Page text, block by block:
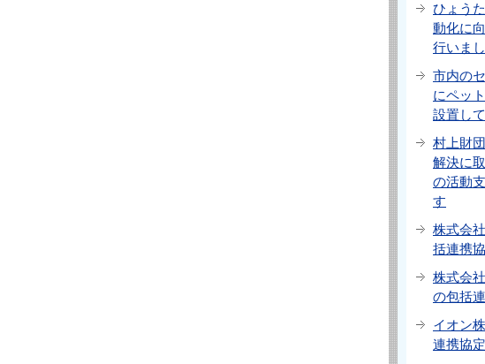
ひょう
動化に
行いま
市内の
にペッ
設置し
村上財
解決に
の活動
す
株式会
括連携
株式会
の包括
イオン
連携協定